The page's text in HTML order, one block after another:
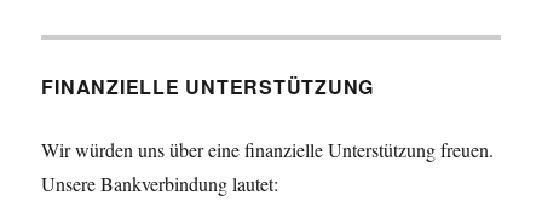
FINANZIELLE UNTERSTÜTZUNG
Wir würden uns über eine finanzielle Unterstützung freuen.
Unsere Bankverbindung lautet: